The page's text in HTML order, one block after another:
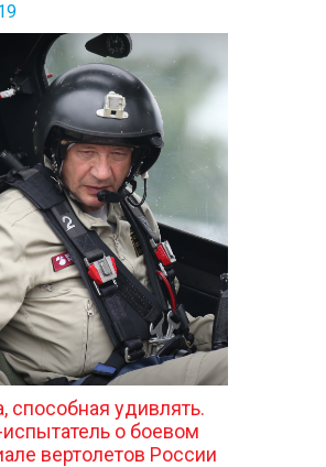
способная удивлять.
о боевом
вертолетов России